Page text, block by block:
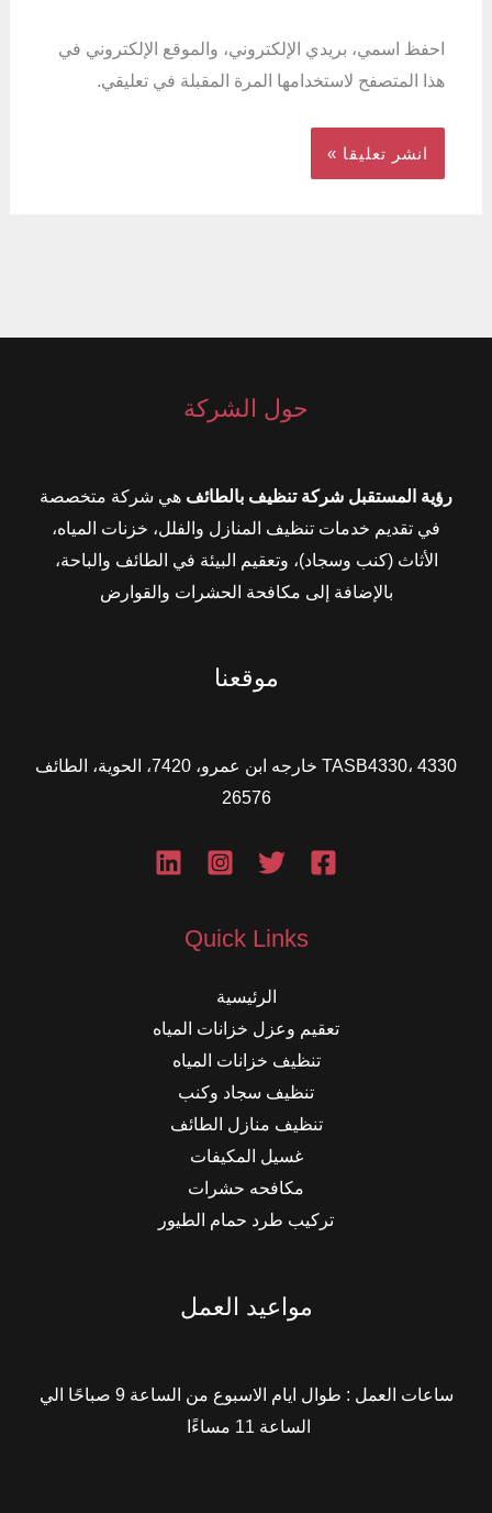
احفظ اسمي، بريدي الإلكتروني، والموقع الإلكتروني في
هذا المتصفح لاستخدامها المرة المقبلة في تعليقي.
حول الشركة
رؤية المستقبل شركة تنظيف بالطائف هي شركة متخصصة
في تقديم خدمات تنظيف المنازل والفلل، خزنات المياه،
الأثاث (كنب وسجاد)، وتعقيم البيئة في الطائف والباحة،
بالإضافة إلى مكافحة الحشرات والقوارض
موقعنا
TASB4330، 4330 خارجه ابن عمرو، 7420، الحوية، الطائف
26576
Quick Links
الرئيسية
تعقيم وعزل خزانات المياه
تنظيف خزانات المياه
تنظيف سجاد وكنب
تنظيف منازل الطائف
غسيل المكيفات
مكافحه حشرات
تركيب طرد حمام الطيور
مواعيد العمل
ساعات العمل : طوال ايام الاسبوع من الساعة 9 صباحًا الي
الساعة 11 مساءًا